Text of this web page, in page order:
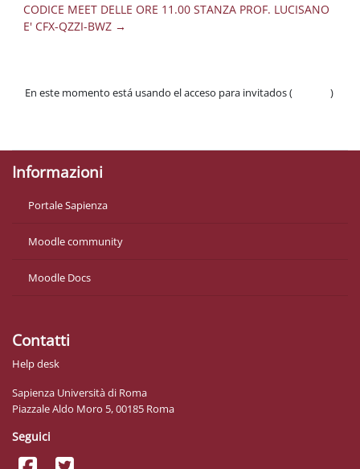
CODICE MEET DELLE ORE 11.00 STANZA PROF. LUCISANO
E' CFX-QZZI-BWZ →
En este momento está usando el acceso para invitados (
)
Informazioni
Portale Sapienza
Moodle community
Moodle Docs
Contatti
Help desk
Sapienza Università di Roma
Piazzale Aldo Moro 5, 00185 Roma
Seguici